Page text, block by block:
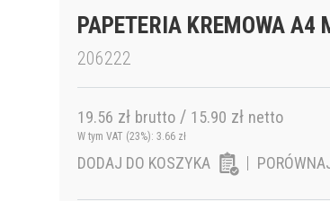
PAPETERIA KREMOWA A4
206222
19.56 zł brutto / 15.90 zł netto
W tym VAT (23%): 3.66 zł
DODAJ DO KOSZYKA